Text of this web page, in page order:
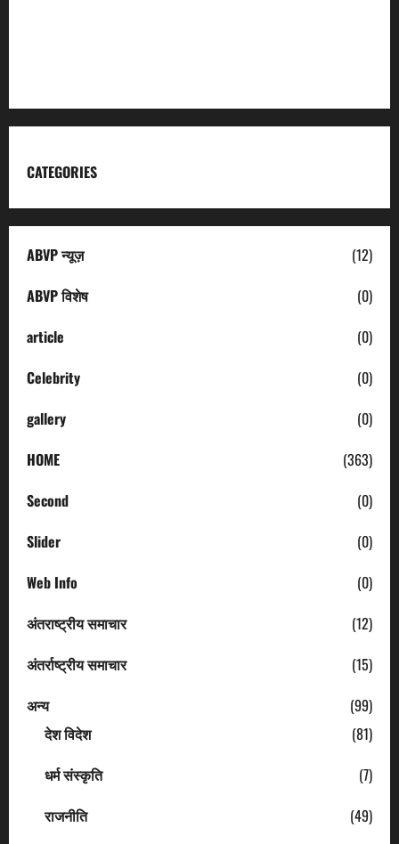
CATEGORIES
ABVP न्यूज़
(12)
ABVP विशेष
(0)
article
(0)
Celebrity
(0)
gallery
(0)
HOME
(363)
Second
(0)
Slider
(0)
Web Info
(0)
अंतराष्ट्रीय समाचार
(12)
अंतर्राष्ट्रीय समाचार
(15)
अन्य
(99)
देश विदेश
(81)
धर्म संस्कृति
(7)
राजनीति
(49)